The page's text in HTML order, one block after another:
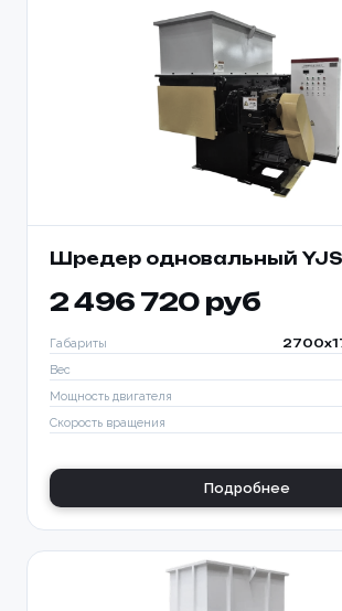
Шредер одновальный
2 496 720 руб
Габариты
Вес
Мощность двигателя
Скорость вращения
Подробнее